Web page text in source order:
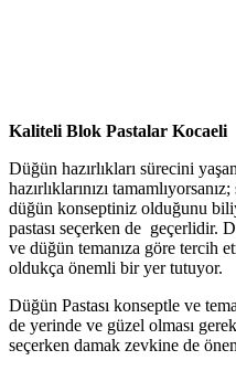
Kaliteli Blok Pastalar Kocaeli
Düğün hazırlıkları sürecini
hazırlıklarınızı
düğün konseptiniz olduğunu
pastası seçerken de geçerlidir.
ve düğün temanıza göre tercih
oldukça önemli bir yer tutuyor.
Düğün Pastası konseptle ve
de yerinde ve güzel olması
seçerken damak zevkine de